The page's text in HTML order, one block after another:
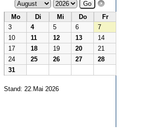
Mo Di Mi Do
Fr
3
4 5 6
7
10
11 12 13
14
17
18 19 20
21
24
25 26 27
28
31
Stand: 22.Mai 2026